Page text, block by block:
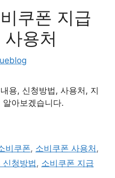
쿠폰 지급
용처
용, 신청방법, 사용처, 지
아보겠습니다.
비쿠폰, 소비쿠폰 사용처 ,
신청방법 , 소비쿠폰 지급